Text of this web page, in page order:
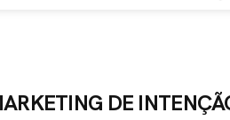
DE